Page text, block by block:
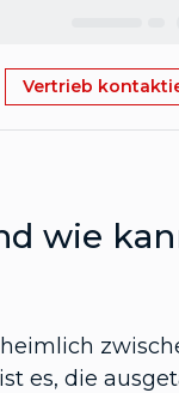
Vertrieb
wie
es, die